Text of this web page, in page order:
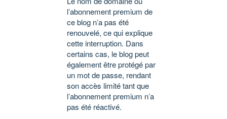
l’abonnement premium de
ce blog n’a pas été
renouvelé, ce qui explique
cette interruption. Dans
certains cas, le blog peut
également être protégé par
un mot de passe, rendant
son accès limité tant que
l’abonnement premium n’a
pas été réactivé.